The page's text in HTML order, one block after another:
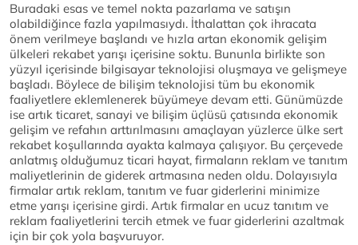
Buradaki esas ve temel nokta pazarlama ve satışın
olabildiğince fazla yapılmasıydı. İthalattan çok ihracata
önem verilmeye başlandı ve hızla artan ekonomik gelişim
ülkeleri rekabet yarışı içerisine soktu. Bununla birlikte son
yüzyıl içerisinde bilgisayar teknolojisi oluşmaya ve gelişmeye
başladı. Böylece de bilişim teknolojisi tüm bu ekonomik
faaliyetlere eklemlenerek büyümeye devam etti. Günümüzde
ise artık ticaret, sanayi ve bilişim üçlüsü çatısında ekonomik
gelişim ve refahın arttırılmasını amaçlayan yüzlerce ülke sert
rekabet koşullarında ayakta kalmaya çalışıyor. Bu çerçevede
anlatmış olduğumuz ticari hayat, firmaların reklam ve tanıtım
maliyetlerinin de giderek artmasına neden oldu. Dolayısıyla
firmalar artık reklam, tanıtım ve fuar giderlerini minimize
etme yarışı içerisine girdi. Artık firmalar en ucuz tanıtım ve
reklam faaliyetlerini tercih etmek ve fuar giderlerini azaltmak
için bir çok yola başvuruyor.